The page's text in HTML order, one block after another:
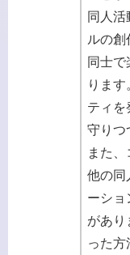
同人
ルの
同士
りま
ティを
守りつ
また、
他の同
ーショ
があり
った方